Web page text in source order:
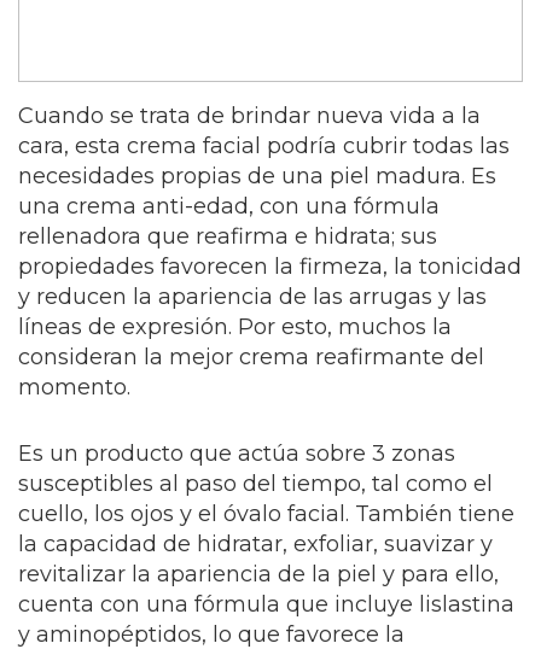
Cuando se trata de brindar nueva vida a la
cara, esta crema facial podría cubrir todas las
necesidades propias de una piel madura. Es
una crema anti-edad, con una fórmula
rellenadora que reafirma e hidrata; sus
propiedades favorecen la firmeza, la tonicidad
y reducen la apariencia de las arrugas y las
líneas de expresión. Por esto, muchos la
consideran la mejor crema reafirmante del
momento.
Es un producto que actúa sobre 3 zonas
susceptibles al paso del tiempo, tal como el
cuello, los ojos y el óvalo facial. También tiene
la capacidad de hidratar, exfoliar, suavizar y
revitalizar la apariencia de la piel y para ello,
cuenta con una fórmula que incluye lislastina
y aminopéptidos, lo que favorece la